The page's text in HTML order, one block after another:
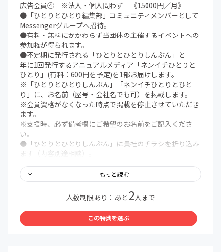
広告会員④ ※法人・個人問わず 《15000円／月》
●「ひとりとひとり編集部」コミュニティメンバーとして
Messengerグループへ招待。
●有料・無料にかかわらず当団体の主催するイベントへの
参加権が得られます。
●不定期に発行される「ひとりとひとりしんぶん」と
年に1回発行するアニュアルメディア「ネンイチひとりと
ひとり」(有料：600円を予定)を1部お届けします。
※「ひとりとひとりしんぶん」「ネンイチひとりとひと
り」に、お名前（屋号・会社名でも可）を掲載します。
※会員資格がなくなった時点で掲載を停止させていただき
ます。
※支援時、必ず備考欄にご希望のお名前をご記入くださ
い。
●「ひとりとひとりしんぶん」に貴社のチラシを折り込み
ます（内容別途相談）。
※チラシの著作権は、制作者に帰属します。
※チラシ折り込みは、法人・個人を問わずお請けいたしま
※会員資格がなくなった時点で掲載を停止させていただき
ます。
※支援時、必ず備考欄にご希望のお名前をご記入くださ
もっと読む
人数制限あり：あと2人まで
この特典を選ぶ